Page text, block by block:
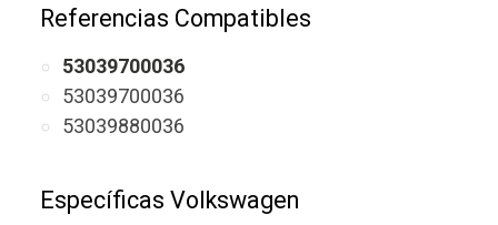
Referencias Compatibles
53039700036
53039700036
53039880036
Específicas Volkswagen